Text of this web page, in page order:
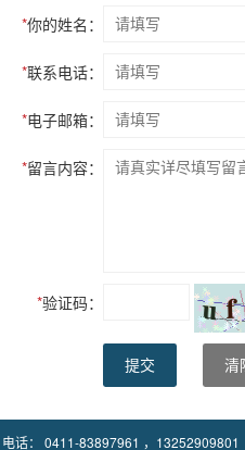
*你的姓名：
*联系电话：
*电子邮箱：
*留言内容：
*验证码：
提交 清
电话： 0411-83897961 ，13252909801